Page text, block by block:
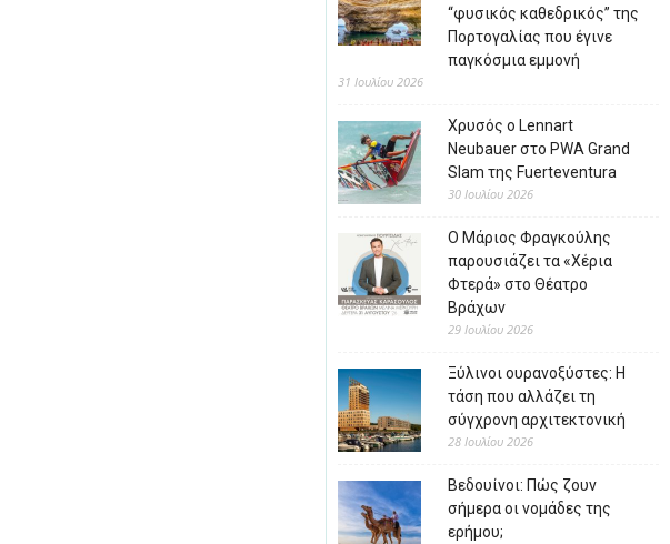
“φυσικός καθεδρικός” της
Πορτογαλίας που έγινε
παγκόσμια εμμονή
31 Ιουλίου 2026
Χρυσός ο Lennart
Neubauer στο PWA Grand
Slam της Fuerteventura
30 Ιουλίου 2026
Ο Μάριος Φραγκούλης
παρουσιάζει τα «Χέρια
Φτερά» στο Θέατρο
Βράχων
29 Ιουλίου 2026
Ξύλινοι ουρανοξύστες: Η
τάση που αλλάζει τη
σύγχρονη αρχιτεκτονική
28 Ιουλίου 2026
Βεδουίνοι: Πώς ζουν
σήμερα οι νομάδες της
ερήμου;